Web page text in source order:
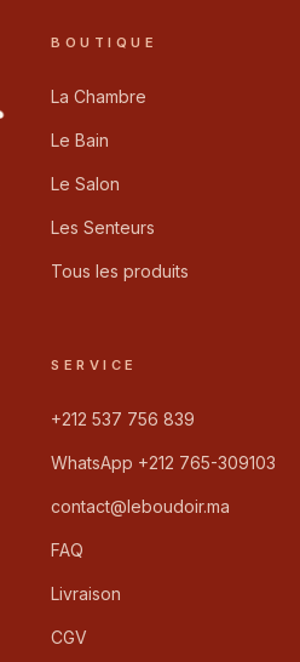
BOUTIQUE
La Chambre
Le Bain
Le Salon
Les Senteurs
Tous les produits
SERVICE
+212 537 756 839
WhatsApp +212 765-309103
contact@leboudoir.ma
FAQ
Livraison
CGV